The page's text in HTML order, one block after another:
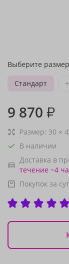
Выберите
Стандарт
9 870 ₽
Размер: 30 ×
В наличии
Доставка в
течение ~4
Покупок за